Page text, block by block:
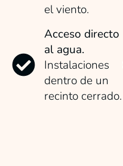
el viento.
Acceso directo
al agua.
Instalaciones
dentro de un
recinto cerrado.